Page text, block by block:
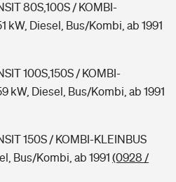
80S,100S / KOMBI-
kW, Diesel, Bus/Kombi, ab 1991
100S,150S / KOMBI-
kW, Diesel, Bus/Kombi, ab 1991
150S / KOMBI-KLEINBUS
Bus/Kombi, ab 1991 (0928 /